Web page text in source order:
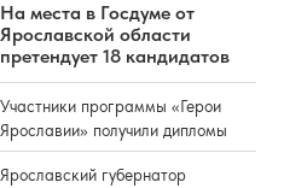
На места в Госдуме от
Ярославской области
претендует 18 кандидатов
Участники программы «Герои
Ярославии» получили дипломы
Ярославский губернатор